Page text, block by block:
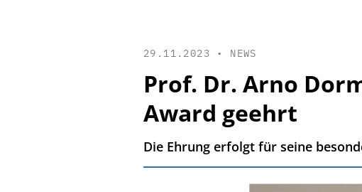
29.11.2023 • NEWS
Prof. Dr. Arno
Award geehrt
Die Ehrung erfolgt für seine